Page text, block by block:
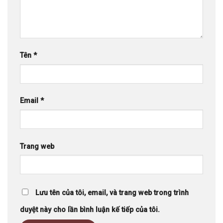
Tên *
Email *
Trang web
Lưu tên của tôi, email, và trang web trong trình
duyệt này cho lần bình luận kế tiếp của tôi.